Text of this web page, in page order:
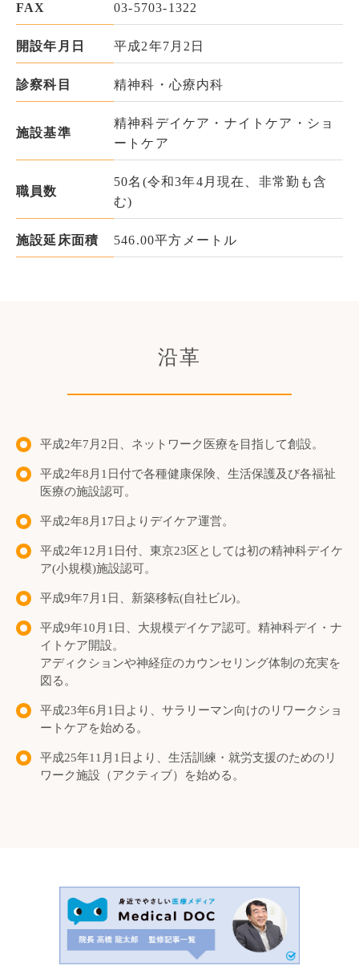
FAX 03-5703-1322
開設年月日 平成2年7月2日
診察科目 精神科・心療内科
施設基準
精神科デイケア・ナイトケア・ショ
ートケア
職員数
50名(令和3年4月現在、非常勤も含
む)
施設延床面積 546.00平方メートル
沿革
平成2年7月2日、ネットワーク医療を目指して創設。
平成2年8月1日付で各種健康保険、生活保護及び各福祉
医療の施設認可。
平成2年8月17日よりデイケア運営。
平成2年12月1日付、東京23区としては初の精神科デイケ
ア(小規模)施設認可。
平成9年7月1日、新築移転(自社ビル)。
平成9年10月1日、大規模デイケア認可。精神科デイ・ナ
イトケア開設。
アディクションや神経症のカウンセリング体制の充実を
図る。
平成23年6月1日より、サラリーマン向けのリワークショ
ートケアを始める。
平成25年11月1日より、生活訓練・就労支援のためのリ
ワーク施設（アクティブ）を始める。